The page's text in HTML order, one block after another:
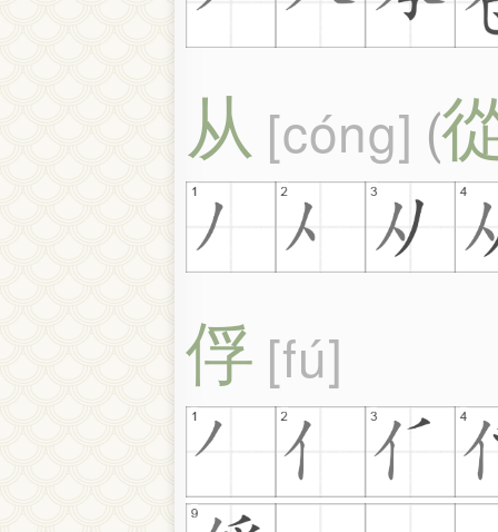
从 cóng (
俘 fú